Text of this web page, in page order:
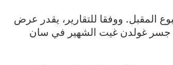
المقبل. ووفقا للتقارير، يقدر عرض
يجعله أوسع من جسر غولدن غيت الشهير في سان